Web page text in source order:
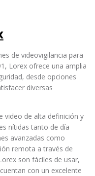
de videovigilancia para
Lorex ofrece una amplia
desde opciones
diversas
video de alta definición y
nítidas tanto de día
avanzadas como
remota a través de
son fáciles de usar,
con un excelente